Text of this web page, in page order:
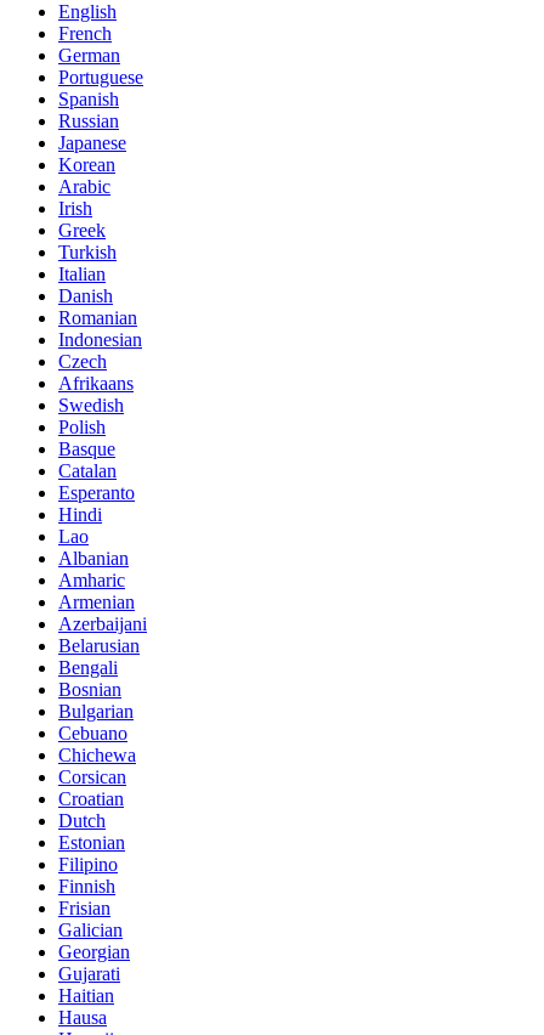
English
French
German
Portuguese
Spanish
Russian
Japanese
Korean
Arabic
Irish
Greek
Turkish
Italian
Danish
Romanian
Indonesian
Czech
Afrikaans
Swedish
Polish
Basque
Catalan
Esperanto
Hindi
Lao
Albanian
Amharic
Armenian
Azerbaijani
Belarusian
Bengali
Bosnian
Bulgarian
Cebuano
Chichewa
Corsican
Croatian
Dutch
Estonian
Filipino
Finnish
Frisian
Galician
Georgian
Gujarati
Haitian
Hausa